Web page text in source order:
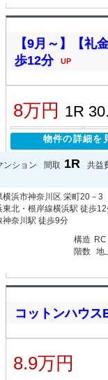
【9月～】【礼
歩12分
UP
8万円 1R
物件の詳細を
ンション 間取 1R 共益
横浜市神奈川区 栄町20－3
東北・根岸線横浜駅 徒歩12
神奈川駅 徒歩9分
構造 RC
階数 地
コットンハウ
8.9万円